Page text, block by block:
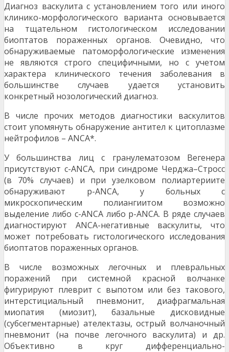
Диагноз васкулита с установлением того или иного
клинико-морфологического варианта основывается
на тщательном гистологическом исследовании
биоптатов пораженных органов. Очевидно, что
обнаруживаемые патоморфологические изменения
не являются строго специфичными, но с учетом
характера клинического течения заболевания в
большинстве случаев удается установить
конкретный нозологический диагноз.
В числе прочих методов диагностики васкулитов
стоит упомянуть обнаружение антител к цитоплазме
нейтрофилов – ANCA*.
У большинства лиц с гранулематозом Вегенера
присутствуют с-ANCA, при синдроме Черджа–Стросс
(в 70% случаев) и при узелковом полиартериите
обнаруживают p-ANCA, у больных с
микроскопическим полиангиитом возможно
выделение либо с-ANCA либо p-ANCA. В ряде случаев
диагностируют ANCA-негативные васкулиты, что
может потребовать гистологического исследования
биоптатов пораженных органов.
В числе возможных легочных и плевральных
поражений при системной красной волчанке
фигурируют плеврит с выпотом или без такового,
интерстициальный пневмонит, диафрагмальная
миопатия (миозит), базальные дисковидные
(субсегментарные) ателектазы, острый волчаночный
пневмонит (на почве легочного васкулита) и др.
Объективно в круг дифференциально-